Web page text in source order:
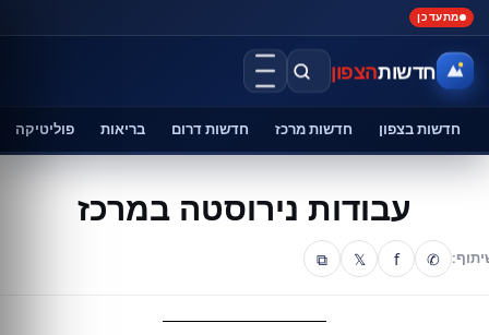
מתעדכן
חדשותהצפון
חדשות בצפון חדשות מרכז חדשות דרום בריאות פוליטיקה
עבודות נירוסטה במרכז
✆
f
𝕏
⧉